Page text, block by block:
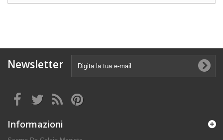
Newsletter
Informazioni